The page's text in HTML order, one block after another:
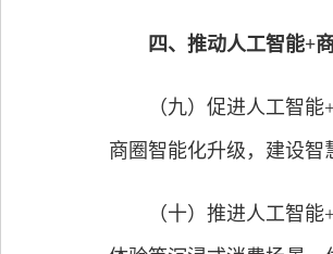
四、推动人工智能+
（九）促进人工智能+
商圈智能化升级，建设
（十）推进人工智能+